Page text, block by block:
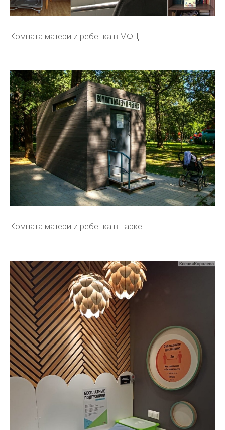
Комната матери и ребенка в МФЦ
Комната матери и ребенка в парке